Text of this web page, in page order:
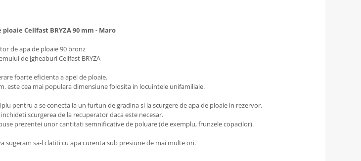
Cellfast BRYZA 90 mm - Maro
de apa de ploaie 90 bronz
de jgheaburi Cellfast BRYZA
foarte eficienta a apei de ploaie.
este cea mai populara dimensiune folosita in locuintele unifamiliale.
pentru a se conecta la un furtun de gradina si la scurgere de apa de ploaie in rezervor.
scurgerea de la recuperator daca este necesar.
prezentei unor cantitati semnificative de poluare (de exemplu, frunzele copacilor).
sugeram sa-l clatiti cu apa curenta sub presiune de mai multe ori.